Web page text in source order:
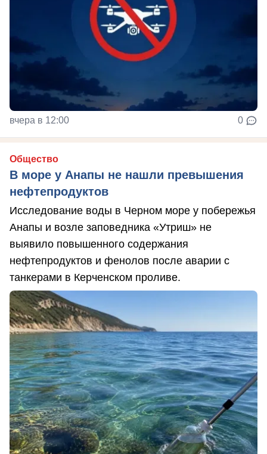
вчера в 12:00 0
Общество
В море у Анапы не нашли превышения
нефтепродуктов
Исследование воды в Черном море у побережья
Анапы и возле заповедника «Утриш» не
выявило повышенного содержания
нефтепродуктов и фенолов после аварии с
танкерами в Керченском проливе.